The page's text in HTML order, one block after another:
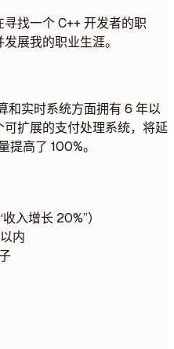
找一个 C++ 开发者的职
展我的职业生涯。
和实时系统方面拥有 6 年以
扩展的支付处理系统，将延
高了 100%。
入增长 20%”）
内